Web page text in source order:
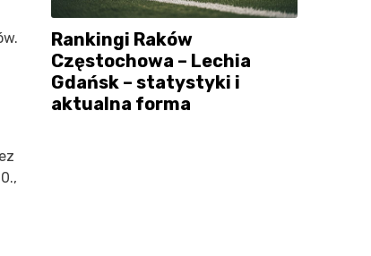
Rankingi Raków
Częstochowa – Lechia
Gdańsk – statystyki i
aktualna forma